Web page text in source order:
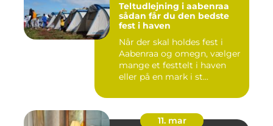
Teltudlejning i aabenraa
sådan får du den bedste
fest i haven
Når der skal holdes fest i
Aabenraa og omegn, vælger
mange et festtelt i haven
eller på en mark i st...
11. mar